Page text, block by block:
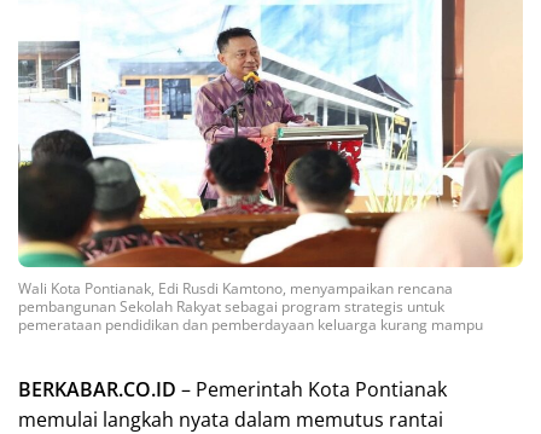
Wali Kota Pontianak, Edi Rusdi Kamtono, menyampaikan rencana
pembangunan Sekolah Rakyat sebagai program strategis untuk
pemerataan pendidikan dan pemberdayaan keluarga kurang mampu
BERKABAR.CO.ID – Pemerintah Kota Pontianak
memulai langkah nyata dalam memutus rantai